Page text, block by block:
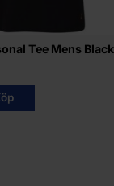
Tee Mens Black